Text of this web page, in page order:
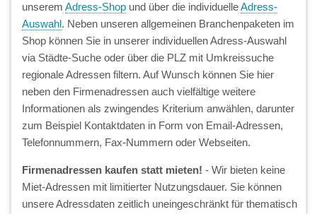
unserem Adress-Shop und über die individuelleAdress-
Auswahl. Neben unseren allgemeinen Branchenpaketen im
Shop können Sie in unserer individuellen Adress-Auswahl
via Städte-Suche oder über die PLZ mit Umkreissuche
regionale Adressen filtern. Auf Wunsch können Sie hier
neben den Firmenadressen auch vielfältige weitere
Informationen als zwingendes Kriterium anwählen, darunter
zum Beispiel Kontaktdaten in Form von Email-Adressen,
Telefonnummern, Fax-Nummern oder Webseiten.
Firmenadressen kaufen statt mieten! - Wir bieten keine
Miet-Adressen mit limitierter Nutzungsdauer. Sie können
unsere Adressdaten zeitlich uneingeschränkt für thematisch